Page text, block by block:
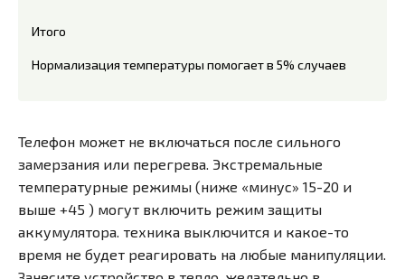
Итого
Нормализация температуры помогает в 5% случаев
Телефон может не включаться после сильного
замерзания или перегрева. Экстремальные
температурные режимы (ниже «минус» 15-20 и
выше +45 ) могут включить режим защиты
аккумулятора. техника выключится и какое-то
время не будет реагировать на любые манипуляции.